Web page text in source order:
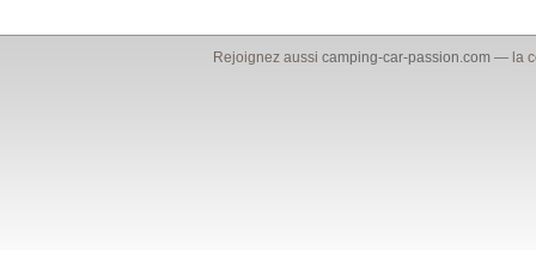
Rejoignez aussicamping-car-passion.com — la